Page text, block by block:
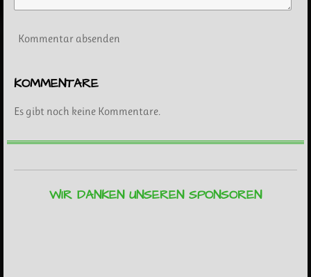
Kommentar absenden
KOMMENTARE
Es gibt noch keine Kommentare.
WIR DANKEN UNSEREN SPONSOREN